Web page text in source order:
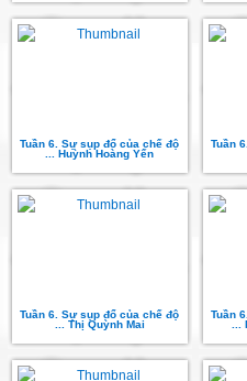
Tuần 6. Sự sụp đổ của chế độ
... Huỳnh Hoàng Yến
Tuần
Tuần 6. Sự sụp đổ của chế độ
... Thị Quỳnh Mai
Tuần